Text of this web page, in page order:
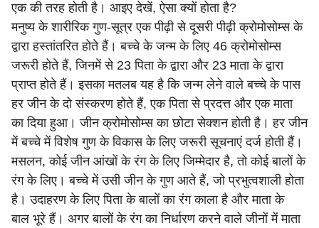
एक की तरह होती है। आइए देखें, ऐसा क्यों होता है?
मनुष्यकेशारीरिक गुण-सूत्र एक पीढ़ी से दूसरी पीढ़ी क्रोमोसोम्स के
द्वारा हस्तांतरितहोते हैं। बच्चे के जन्म के लिए 46 क्रोमोसोम्स
जरूरी होते हैं, जिनमें से 23पिता के द्वारा और 23 माता के द्वारा
प्राप्त होते हैं। इसका मतलब यह है किजन्म लेने वाले बच्चे के पास
हर जीन के दो संस्करण होते हैं, एक पिता सेप्रदत्त और एक माता
का दिया हुआ। जीन क्रोमोसोम्स का छोटा सेक्शन होतीहै। हर जीन
में बच्चे में विशेष गुण के विकास के लिए जरूरी सूचनाएं दर्जहोती हैं।
मसलन, कोई जीन आंखों के रंग के लिए जिम्मेदार है, तो कोईबालों के
रंग के लिए। बच्चे में उसी जीन के गुण आते हैं, जो प्रभुत्वशालीहोता
है। उदाहरण के लिए पिता के बालों का रंग काला है और माता के
बाल भूरे हैं। अगर बालों के रंग का निर्धारण करने वाले जीनों में माता